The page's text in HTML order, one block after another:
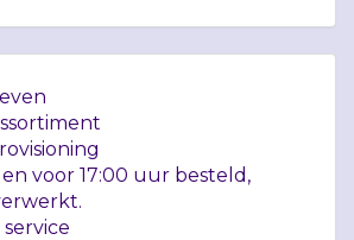
voor 17:00 uur besteld,